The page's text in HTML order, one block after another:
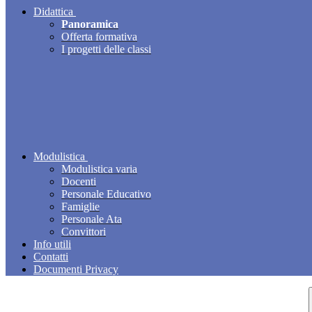
Didattica
Panoramica
Offerta formativa
I progetti delle classi
Modulistica
Modulistica varia
Docenti
Personale Educativo
Famiglie
Personale Ata
Convittori
Info utili
Contatti
Documenti Privacy